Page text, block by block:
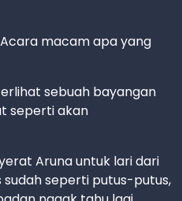
macam apa yang
sebuah bayangan
seperti akan
Aruna untuk lari dari
seperti putus-putus,